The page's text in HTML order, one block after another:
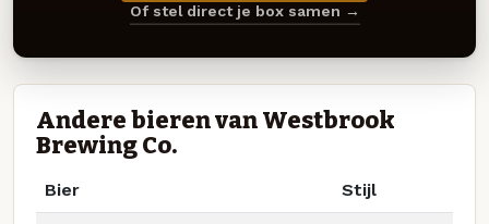
Of stel direct je box samen →
Andere bieren van Westbrook
Brewing Co.
Bier Stijl